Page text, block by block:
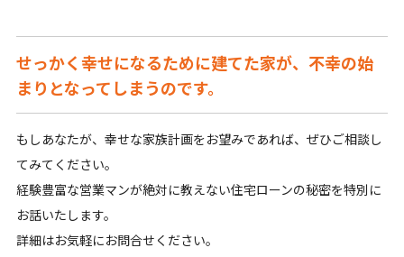
せっかく幸せになるために建てた家が、不幸の始
まりとなってしまうのです。
もしあなたが、幸せな家族計画をお望みであれば、ぜひご相談し
てみてください。
経験豊富な営業マンが絶対に教えない住宅ローンの秘密を特別に
お話いたします。
詳細はお気軽にお問合せください。